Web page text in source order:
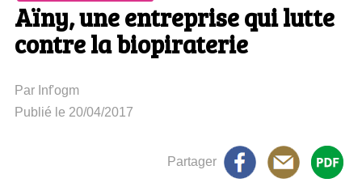
Aïny, une entreprise qui lutte
contre la biopiraterie
Par Inf'ogm
Publié le 20/04/2017
Partager